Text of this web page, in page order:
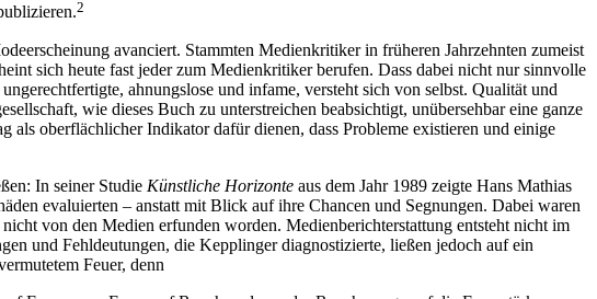
2
avanciert. Stammten Medienkritiker in früheren Jahrzehnten zumeist
sich heute fast jeder zum Medienkritiker berufen. Dass dabei nicht nur sinnvolle
ahnungslose und infame, versteht sich von selbst. Qualität und
wie dieses Buch zu unterstreichen beabsichtigt, unübersehbar eine ganze
oberflächlicher Indikator dafür dienen, dass Probleme existieren und einige
In seiner Studie Künstliche Horizonte aus dem Jahr 1989 zeigte Hans Mathias
evaluierten – anstatt mit Blick auf ihre Chancen und Segnungen. Dabei waren
von den Medien erfunden worden. Medienberichterstattung entsteht nicht im
und Fehldeutungen, die Kepplinger diagnostizierte, ließen jedoch auf ein
Feuer, denn